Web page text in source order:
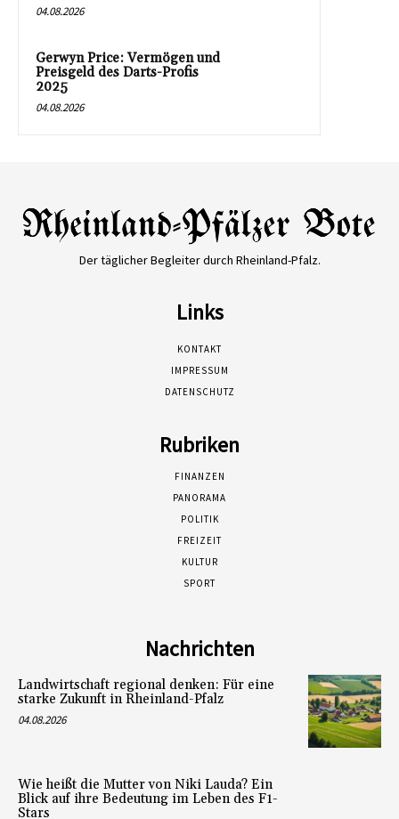
04.08.2026
Gerwyn Price: Vermögen und
Preisgeld des Darts-Profis
2025
04.08.2026
Der täglicher Begleiter durch Rheinland-Pfalz.
Links
KONTAKT
IMPRESSUM
DATENSCHUTZ
Rubriken
FINANZEN
PANORAMA
POLITIK
FREIZEIT
KULTUR
SPORT
Nachrichten
Landwirtschaft regional denken: Für eine
starke Zukunft in Rheinland-Pfalz
04.08.2026
Wie heißt die Mutter von Niki Lauda? Ein
Blick auf ihre Bedeutung im Leben des F1-
Stars